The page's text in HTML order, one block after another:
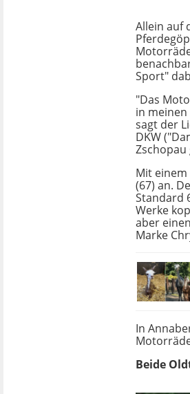
Allein auf
Sport"
"Das
in
sagt der
DKW
Mit
(67) an.
Standard
Werke
aber
Marke
In
Beide